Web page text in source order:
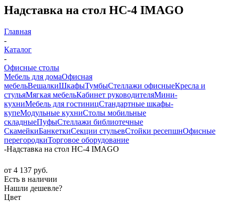
Надставка на стол НС-4 IMAGO
Главная
-
Каталог
-
Офисные столы
Мебель для домаОфисная
мебельВешалкиШкафыТумбыСтеллажи офисныеКресла и
стульяМягкая мебельКабинет руководителяМини-
кухниМебель для гостиницСтандартные шкафы-
купеМодульные кухниСтолы мобильные
складныеПуфыСтеллажи библиотечные
СкамейкиБанкеткиСекции стульевСтойки ресепшнОфисные
перегородкиТорговое оборудование
-Надставка на стол НС-4 IMAGO
от 4 137 руб.
Есть в наличии
Нашли дешевле?
Цвет